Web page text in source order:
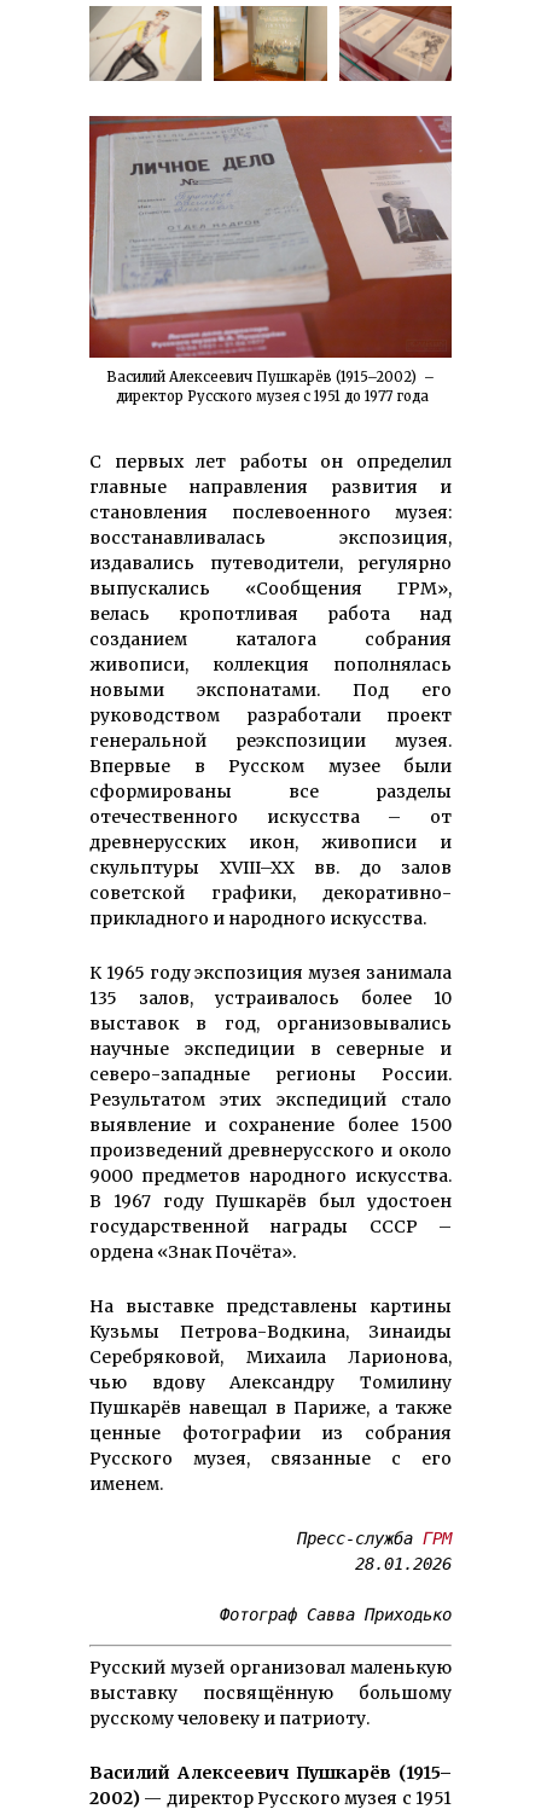
Василий Алексеевич Пушкарёв (1915–2002) –
директор Русского музея с 1951 до 1977 года
С первых лет работы он определил
главные направления развития и
становления послевоенного музея:
восстанавливалась экспозиция,
издавались путеводители, регулярно
выпускались «Сообщения ГРМ»,
велась кропотливая работа над
созданием каталога собрания
живописи, коллекция пополнялась
новыми экспонатами. Под его
руководством разработали проект
генеральной реэкспозиции музея.
Впервые в Русском музее были
сформированы все разделы
отечественного искусства – от
древнерусских икон, живописи и
скульптуры XVIII–XX вв. до залов
советской графики, декоративно-
прикладного и народного искусства.
К 1965 году экспозиция музея занимала
135 залов, устраивалось более 10
выставок в год, организовывались
научные экспедиции в северные и
северо-западные регионы России.
Результатом этих экспедиций стало
выявление и сохранение более 1500
произведений древнерусского и около
9000 предметов народного искусства.
В 1967 году Пушкарёв был удостоен
государственной награды СССР –
ордена «Знак Почёта».
На выставке представлены картины
Кузьмы Петрова-Водкина, Зинаиды
Серебряковой, Михаила Ларионова,
чью вдову Александру Томилину
Пушкарёв навещал в Париже, а также
ценные фотографии из собрания
Русского музея, связанные с его
именем.
Пресс-служба ГРМ
28.01.2026
Фотограф Савва Приходько
Русский музей организовал маленькую
выставку посвящённую большому
русскому человеку и патриоту.
Василий Алексеевич Пушкарёв (1915–
2002) — директор Русского музея с 1951